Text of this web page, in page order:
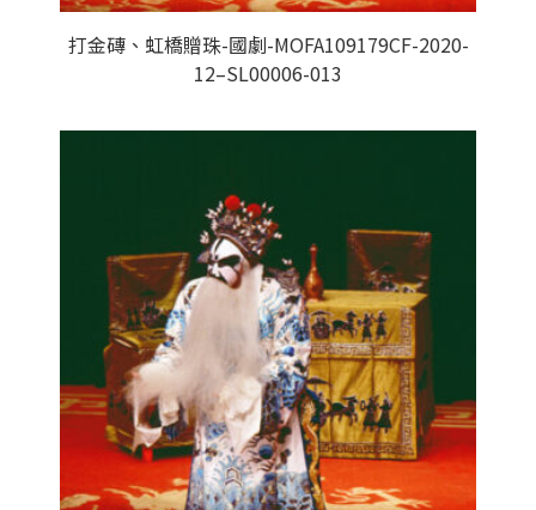
打金磚、虹橋贈珠-國劇-MOFA109179CF-2020-
12–SL00006-013